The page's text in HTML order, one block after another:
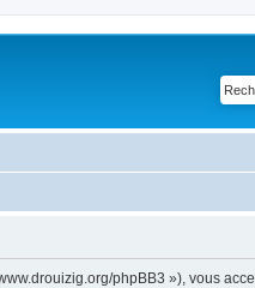
phpBB3 »), vous